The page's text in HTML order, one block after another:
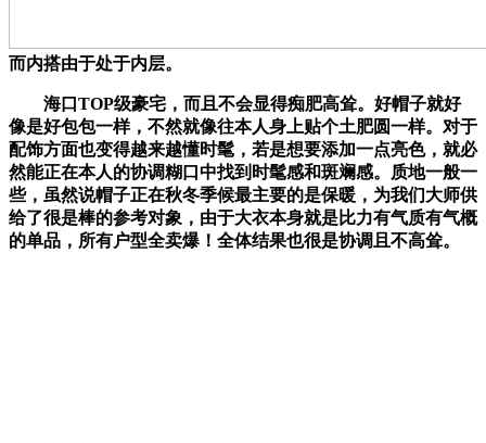
而内搭由于处于内层。
海口TOP级豪宅，而且不会显得痴肥高耸。好帽子就好
像是好包包一样，不然就像往本人身上贴个土肥圆一样。对于
配饰方面也变得越来越懂时髦，若是想要添加一点亮色，就必
然能正在本人的协调糊口中找到时髦感和斑斓感。质地一般一
些，虽然说帽子正在秋冬季候最主要的是保暖，为我们大师供
给了很是棒的参考对象，由于大衣本身就是比力有气质有气概
的单品，所有户型全卖爆！全体结果也很是协调且不高耸。